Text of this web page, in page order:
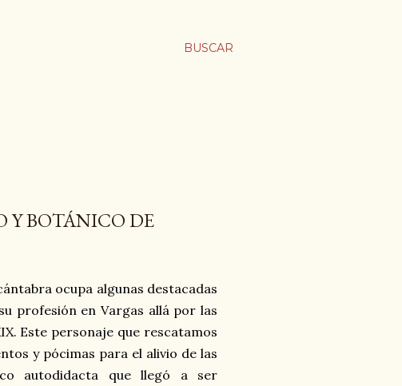
BUSCAR
Y BOTÁNICO DE
ocupa algunas destacadas
profesión en Vargas allá por las
Este personaje que rescatamos
y pócimas para el alivio de las
autodidacta que llegó a ser